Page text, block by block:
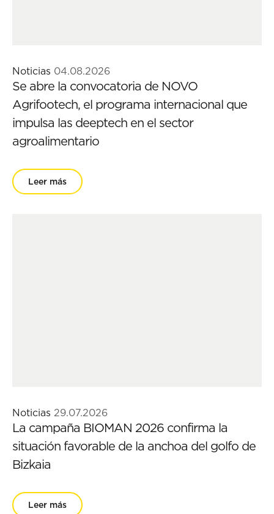
Noticias 04.08.2026
Se abre la convocatoria de NOVO
Agrifootech, el programa internacional que
impulsa las deeptech en el sector
agroalimentario
Leer más
Noticias 29.07.2026
La campaña BIOMAN 2026 confirma la
situación favorable de la anchoa del golfo de
Bizkaia
Leer más